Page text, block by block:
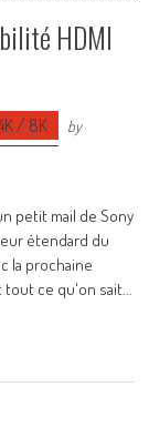
HDMI
/ 8K by
petit mail de Sony
étendard du
la prochaine
ce qu'on sait...